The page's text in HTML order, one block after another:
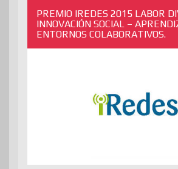
PREMIO IREDES 2015 LABOR
INNOVACIÓN SOCIAL –
ENTORNOS COLABORATIVOS.